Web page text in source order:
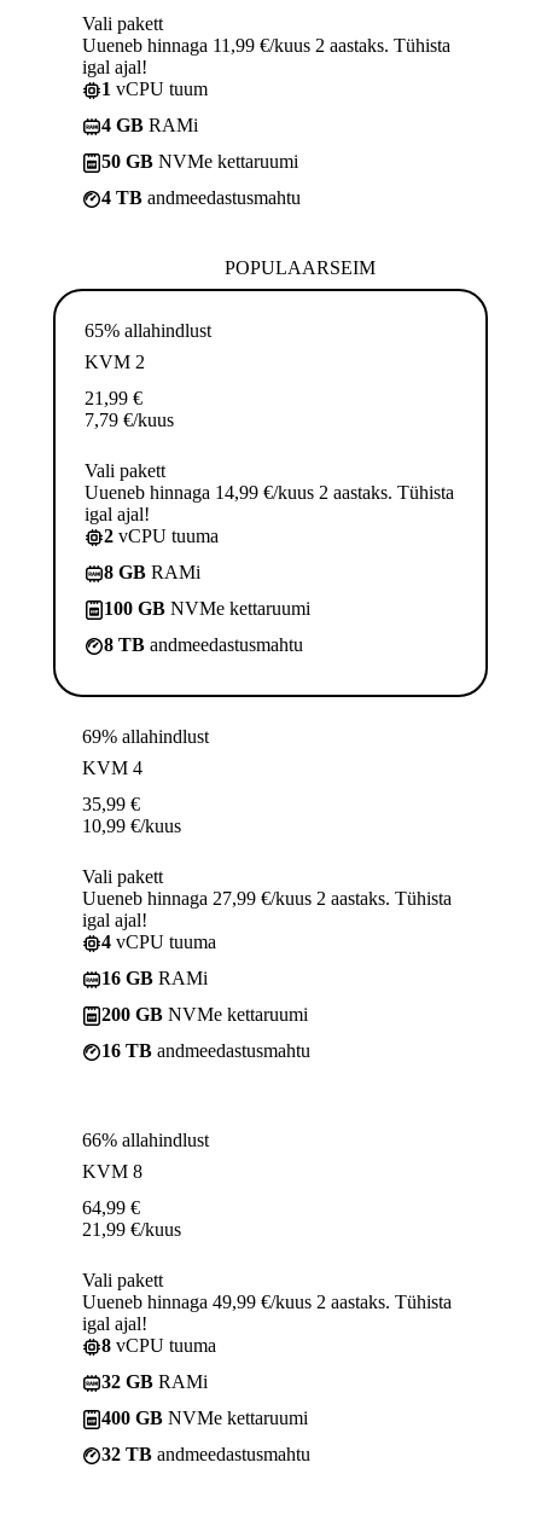
Vali pakett
Uueneb hinnaga 11,99 €/kuus 2 aastaks. Tühista
igal ajal!
1 vCPU tuum
4 GB RAMi
50 GB NVMe kettaruumi
4 TB andmeedastusmahtu
POPULAARSEIM
65% allahindlust
KVM 2
21,99 €
7,79 €/kuus
Vali pakett
Uueneb hinnaga 14,99 €/kuus 2 aastaks. Tühista
igal ajal!
2 vCPU tuuma
8 GB RAMi
100 GB NVMe kettaruumi
8 TB andmeedastusmahtu
69% allahindlust
KVM 4
35,99 €
10,99 €/kuus
Vali pakett
Uueneb hinnaga 27,99 €/kuus 2 aastaks. Tühista
igal ajal!
4 vCPU tuuma
16 GB RAMi
200 GB NVMe kettaruumi
16 TB andmeedastusmahtu
66% allahindlust
KVM 8
64,99 €
21,99 €/kuus
Vali pakett
Uueneb hinnaga 49,99 €/kuus 2 aastaks. Tühista
igal ajal!
8 vCPU tuuma
32 GB RAMi
400 GB NVMe kettaruumi
32 TB andmeedastusmahtu